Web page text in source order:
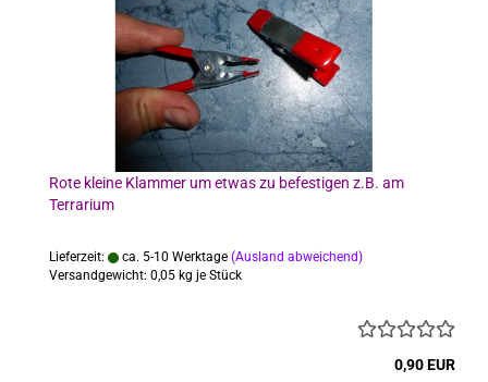
Rote kleine Klammer um etwas zu befestigen z.B. am
Terrarium
Lieferzeit: ca. 5-10 Werktage (Ausland abweichend)
Versandgewicht: 0,05 kg je Stück
0,90 EUR